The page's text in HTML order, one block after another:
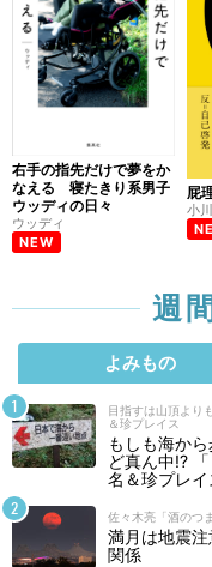
右手の指先だけで夢をか
なえる 寝たきり系男子
ウッディの日々
ウッディ
NEW
屁
小
週
よみもの
目指すは山頂より
＆珍プレイス
もしも海か
ど真ん中!?
名＆珍プレイ
佐々木亮「酒のつ
満月は地震
関係